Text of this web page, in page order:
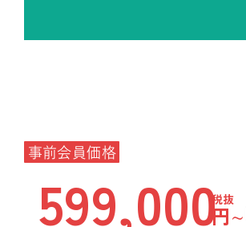
事前会員価格
599,000税抜
円 ~